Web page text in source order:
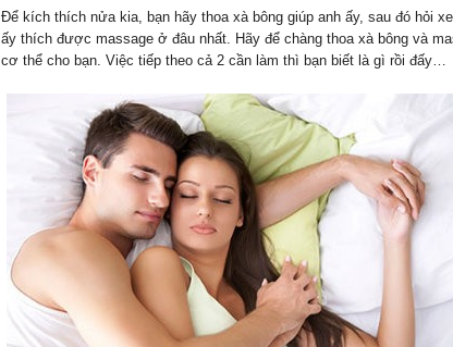
Để kích thích nửa kia, bạn hãy thoa xà bông giúp anh ấy, sau đó hỏi
ấy thích được massage ở đâu nhất. Hãy để chàng thoa xà bông và
cơ thể cho bạn. Việc tiếp theo cả 2 cần làm thì bạn biết là gì rồi đấy…